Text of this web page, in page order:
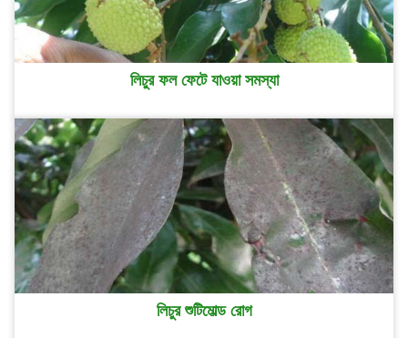
লিচুর ফল ফেটে যাওয়া সমস্যা
লিচুর শুটিমোল্ড রোগ